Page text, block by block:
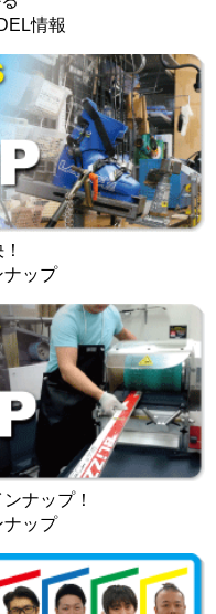
情報
ナップ
ナップ！
ナップ